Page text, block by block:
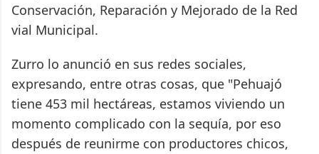
Conservación, Reparación y Mejorado de la Red
vial Municipal.
Zurro lo anunció en sus redes sociales,
expresando, entre otras cosas, que "Pehuajó
tiene 453 mil hectáreas, estamos viviendo un
momento complicado con la sequía, por eso
después de reunirme con productores chicos,